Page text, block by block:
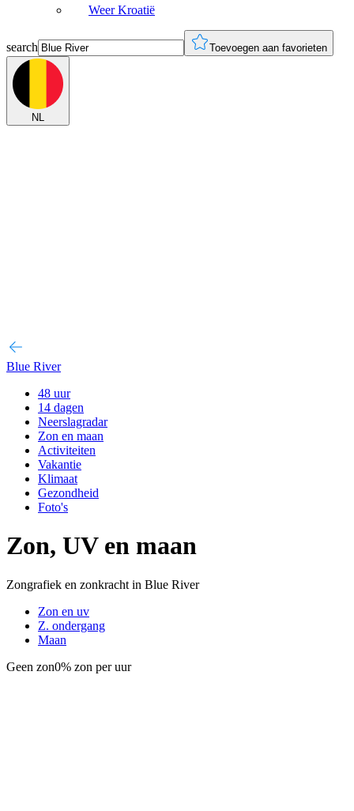
Weer Kroatië
search Toevoegen aan favorieten
NL
Blue River
48 uur
14 dagen
Neerslagradar
Zon en maan
Activiteiten
Vakantie
Klimaat
Gezondheid
Foto's
Zon, UV en maan
Zongrafiek en zonkracht in Blue River
Zon en uv
Z. ondergang
Maan
Geen zon0% zon per uur